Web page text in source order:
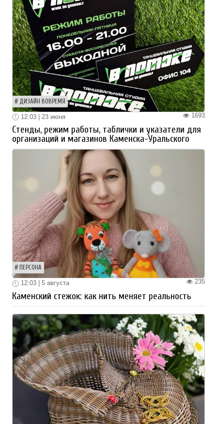
ДИЗАЙН ВОВРЕМЯ
1693
12:03 | 23 июня
Стенды, режим работы, таблички и указатели для
организаций и магазинов Каменска-Уральского
ПЕРСОНА
235
12:03 | 5 августа
Каменский стежок: как нить меняет реальность